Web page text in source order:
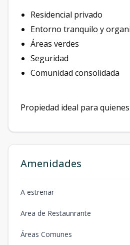
Residencial privado
Entorno tranquilo y
Áreas verdes
Seguridad
Comunidad consolidada
Propiedad ideal para
Amenidades
A estrenar
Area de Restaunrante
Áreas Comunes